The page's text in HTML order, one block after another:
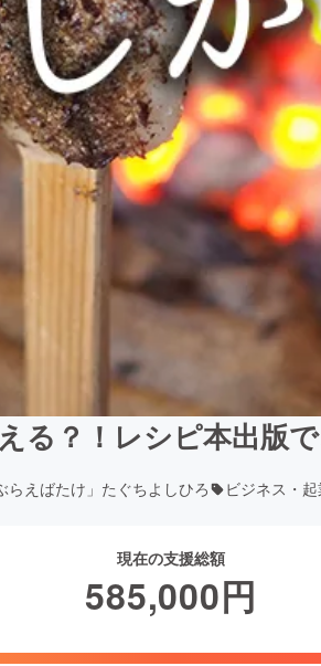
る？！レシピ本出版
らえばたけ」たぐちよしひろ ビジネス・
現在の支援総額
585,000円